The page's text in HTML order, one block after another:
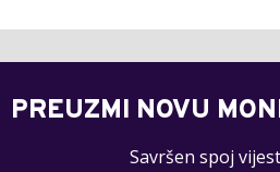
PREUZMI NOVU
Savršen spoj